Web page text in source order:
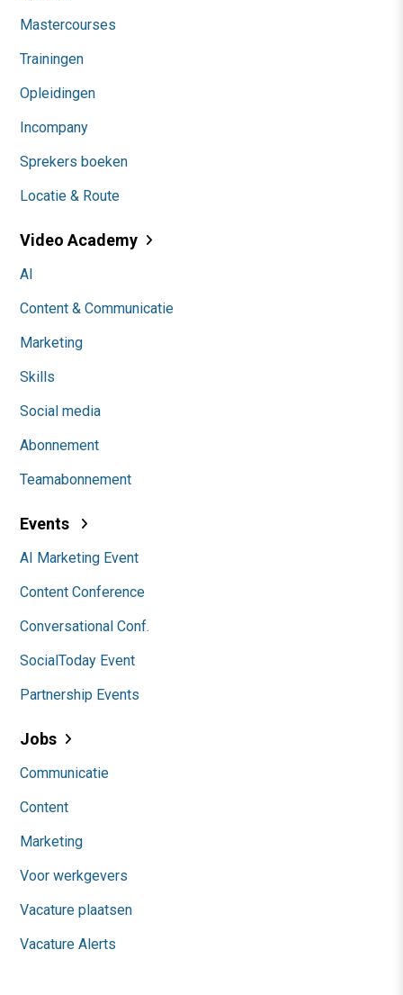
Mastercourses
Trainingen
Opleidingen
Incompany
Sprekers boeken
Locatie & Route
Video Academy
AI
Content & Communicatie
Marketing
Skills
Social media
Abonnement
Teamabonnement
Events
AI Marketing Event
Content Conference
Conversational Conf.
SocialToday Event
Partnership Events
Jobs
Communicatie
Content
Marketing
Voor werkgevers
Vacature plaatsen
Vacature Alerts